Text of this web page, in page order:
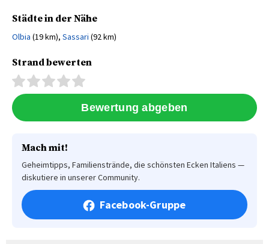
Städte in der Nähe
Olbia (19 km), Sassari (92 km)
Strand bewerten
Mach mit!
Geheimtipps, Familienstrände, die schönsten Ecken Italiens —
diskutiere in unserer Community.
Facebook-Gruppe